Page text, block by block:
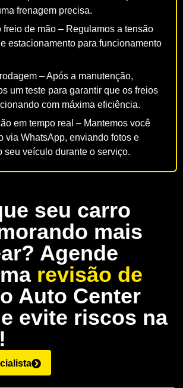
frenagem precisa.
freio de mão – Regulamos a tensão
estacionamento para funcionamento
– Após a manutenção,
um teste para garantir que os freios
com máxima eficiência.
em tempo real – Mantemos você
via WhatsApp, enviando fotos e
seu veículo durante o serviço.
seu carro
mais
Agende
revisão de
Auto Center
evite riscos na